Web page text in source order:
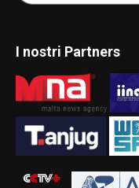
I nostri Partners